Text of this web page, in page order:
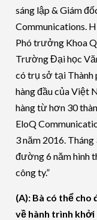
sáng lập & Giám
Communications.
Phó trưởng Khoa
Trường Đại học
có trụ sở tại Thành
hàng đầu của Việt
hàng từ hơn 30
EloQ
3 năm 2016.
đường 6 năm hình
công ty.”
(A): Bà có thể cho
về hành trình khởi